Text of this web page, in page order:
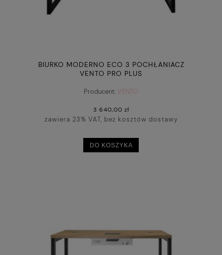
BIURKO MODERNO ECO 3 POCHŁANIACZ
VENTO PRO PLUS
Producent: VENTO
3 640,00 zł
zawiera 23% VAT, bez kosztów dostawy
DO KOSZYKA